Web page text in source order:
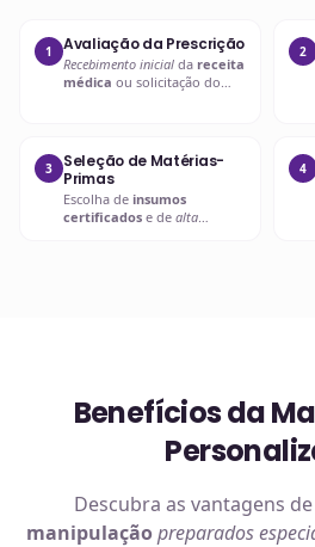
1 Avaliação da Prescrição
Recebimento inicial da receita
médica ou solicitação do
2
3
Seleção de Matérias-
Primas
Escolha de insumos
certificados e de alta
4
Benefícios da
Descubra as vantagens
manipulaçãopreparados